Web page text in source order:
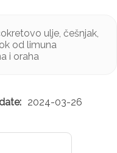
ulje, češnjak,
od limuna
i oraha
2024-03-26